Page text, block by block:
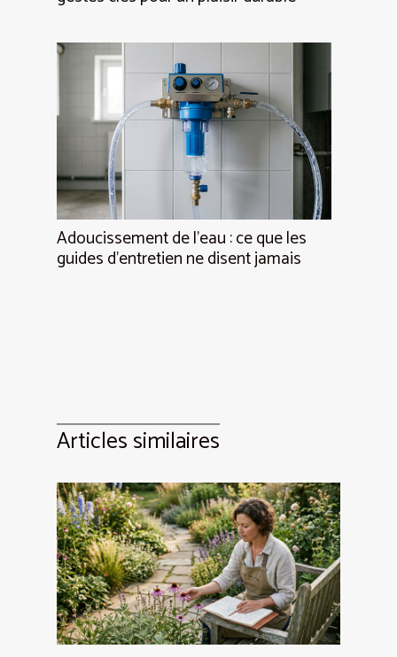
Adoucissement de l’eau : ce que les
guides d’entretien ne disent jamais
Articles similaires